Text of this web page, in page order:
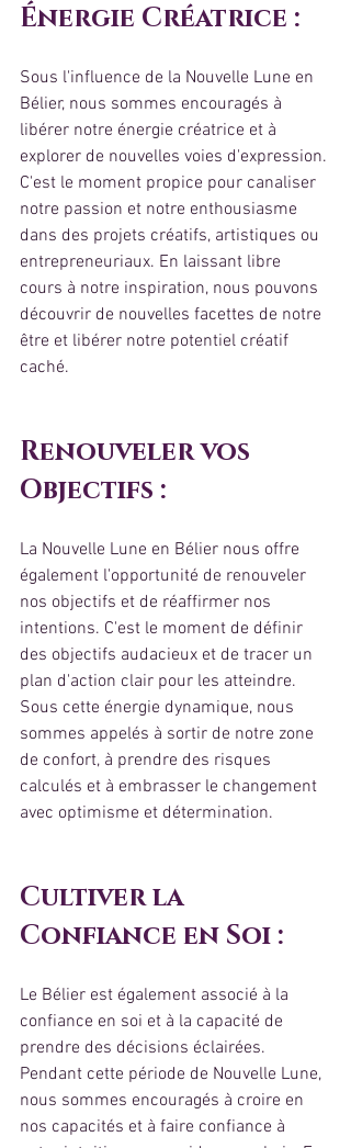
Énergie Créatrice :
Sous l'influence de la Nouvelle Lune en
Bélier, nous sommes encouragés à
libérer notre énergie créatrice et à
explorer de nouvelles voies d'expression.
C'est le moment propice pour canaliser
notre passion et notre enthousiasme
dans des projets créatifs, artistiques ou
entrepreneuriaux. En laissant libre
cours à notre inspiration, nous pouvons
découvrir de nouvelles facettes de notre
être et libérer notre potentiel créatif
caché.
Renouveler vos
Objectifs :
La Nouvelle Lune en Bélier nous offre
également l'opportunité de renouveler
nos objectifs et de réaffirmer nos
intentions. C'est le moment de définir
des objectifs audacieux et de tracer un
plan d'action clair pour les atteindre.
Sous cette énergie dynamique, nous
sommes appelés à sortir de notre zone
de confort, à prendre des risques
calculés et à embrasser le changement
avec optimisme et détermination.
Cultiver la
Confiance en Soi :
Le Bélier est également associé à la
confiance en soi et à la capacité de
prendre des décisions éclairées.
Pendant cette période de Nouvelle Lune,
nous sommes encouragés à croire en
nos capacités et à faire confiance à